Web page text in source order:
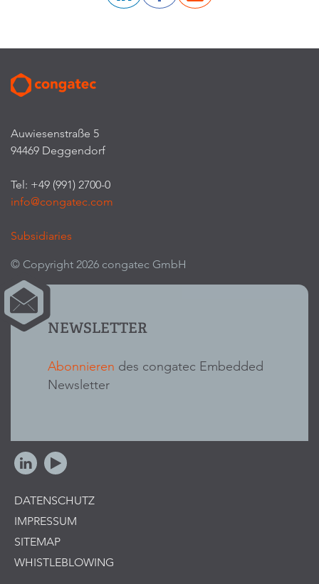
Auwiesenstraße 5
94469 Deggendorf
Tel: +49 (991) 2700-0
info@congatec.com
Subsidiaries
© Copyright 2026 congatec GmbH
NEWSLETTER
Abonnieren des congatec Embedded
Newsletter
DATENSCHUTZ
IMPRESSUM
SITEMAP
WHISTLEBLOWING